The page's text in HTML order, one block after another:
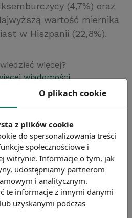
(4,7%) oraz
wartość miernika
w Hiszpanii (22,8%).
więcej?
wiadomości
O plikach cookie
z plików cookie
do spersonalizowania treści
społecznościowe i
witrynie. Informacje o tym, jak
udostępniamy partnerom
i analitycznym.
te informacje z innymi danymi
uzyskanymi podczas